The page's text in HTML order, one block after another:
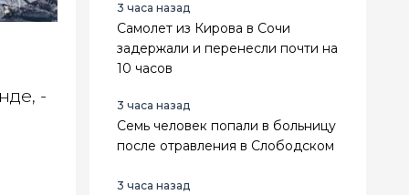
-
3 часа назад
Самолет из Кирова в Сочи
задержали и перенесли почти на
10 часов
3 часа назад
Семь человек попали в больницу
после отравления в Слободском
3 часа назад